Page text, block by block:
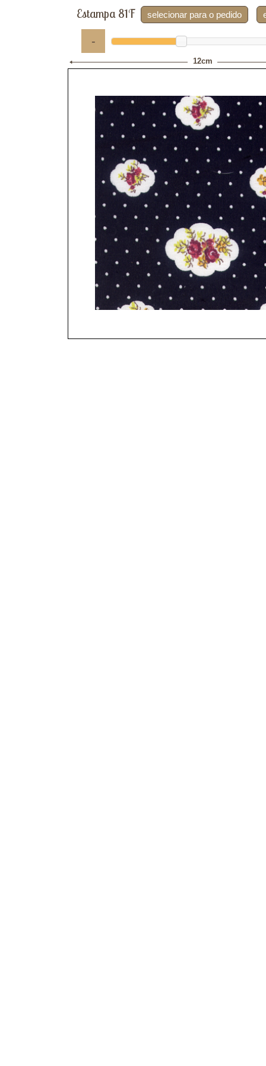
Estampa 81F selecionar para o pedido
-
12cm